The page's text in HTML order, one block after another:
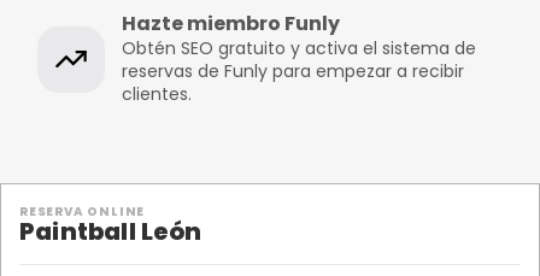
Hazte miembro Funly
Obtén SEO gratuito y activa el sistema de
reservas de Funly para empezar a recibir
clientes.
RESERVA ONLINE
Paintball León